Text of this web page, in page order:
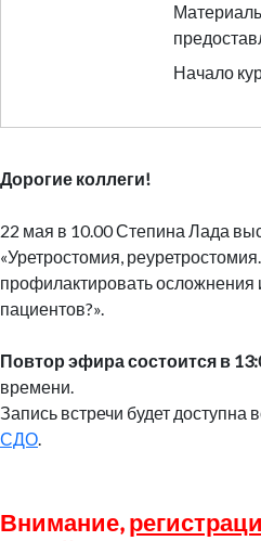
Начало
Дорогие коллеги!
22 мая в 10.00 Степина Лада
«Уретростомия,
профилактировать осложнения
пациентов?».
Повтор эфира состоится в
времени.
Запись встречи будет доступна
СДО.
Внимание,